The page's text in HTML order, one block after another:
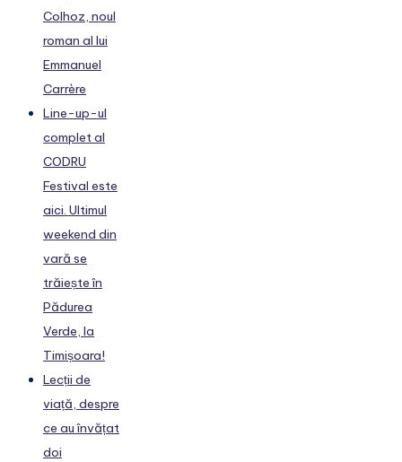
Colhoz, noul
roman al lui
Emmanuel
Carrère
Line-up-ul
complet al
CODRU
Festival este
aici. Ultimul
weekend din
vară se
trăiește în
Pădurea
Verde, la
Timișoara!
Lecții de
viață, despre
ce au învățat
doi